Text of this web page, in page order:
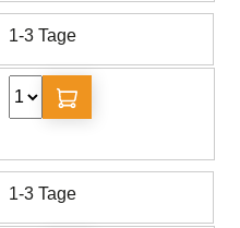
1-3 Tage
1-3 Tage